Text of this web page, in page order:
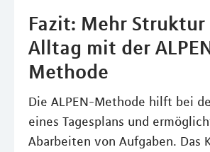
Fazit: Mehr Struktur
Alltag mit der
Methode
Die ALPEN-Methode hilft bei
eines Tagesplans und
Abarbeiten von Aufgaben. Das